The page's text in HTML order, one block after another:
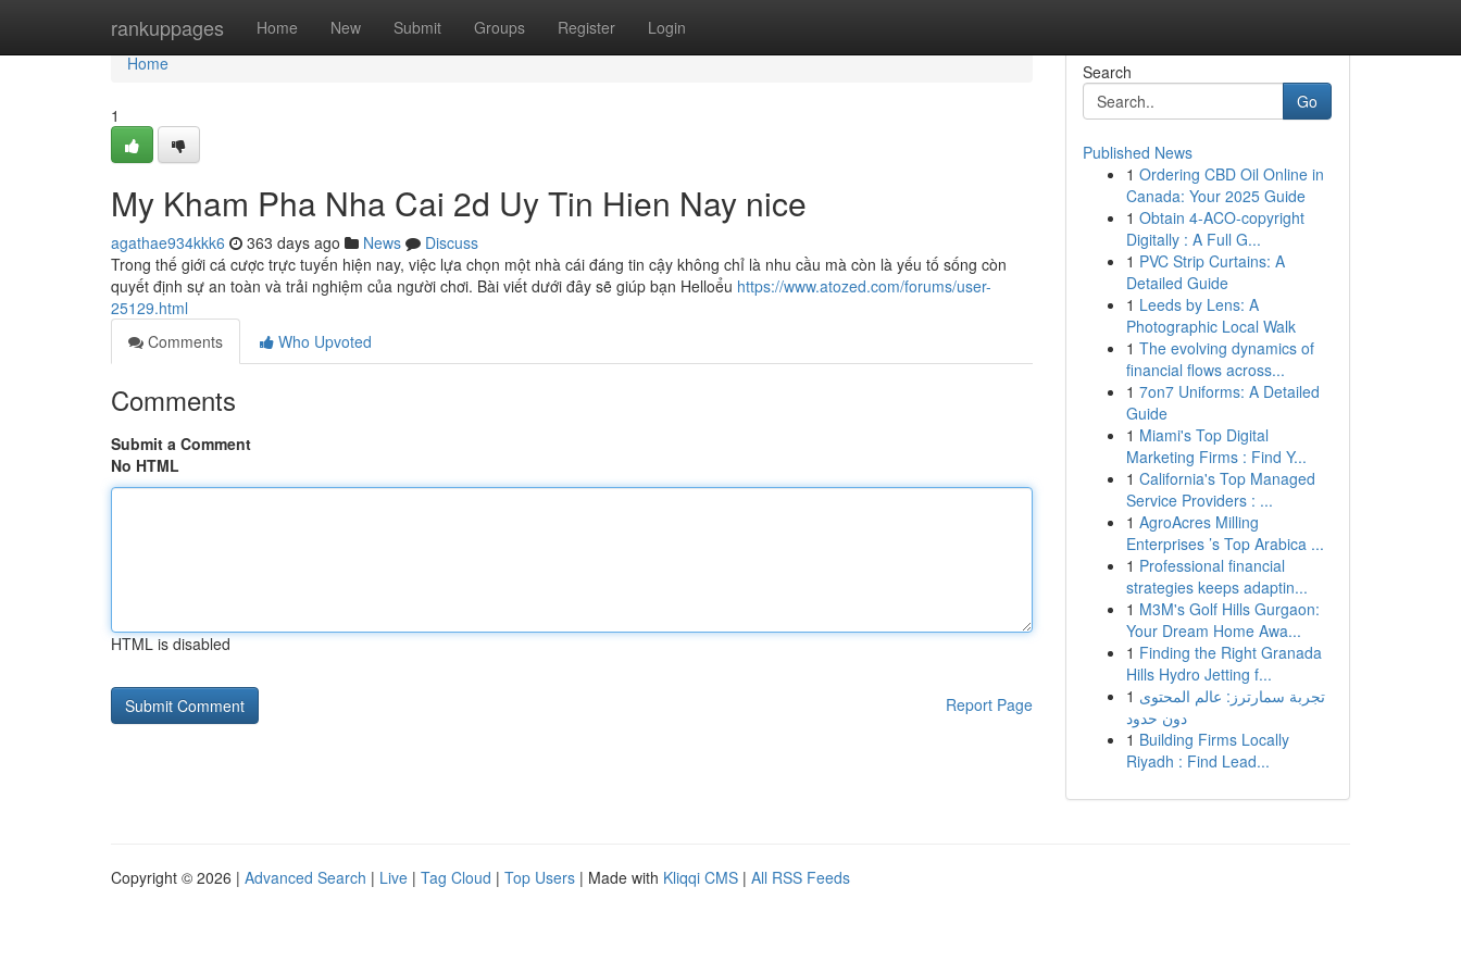
rankuppages Home New Submit Groups Register Login
Home
Home
1
My Kham Pha Nha Cai 2d Uy Tin Hien Nay nice
agathae934kkk6 363 days ago News
Discuss
Trong thế giới cá cược trực tuyến hiện nay, việc lựa chọn một nhà cái đáng tin cậy không chỉ là nhu cầu mà còn là yếu tố sống còn
quyết định sự an toàn và trải nghiệm của người chơi. Bài viết dưới đây sẽ giúp bạn Helloểu https://www.atozed.com/forums/user-
25129.html
Comments
Who Upvoted
Comments
Submit a Comment
No HTML
HTML is disabled
Report Page
Search
Go
Published News
1 Ordering CBD Oil Online in
Canada: Your 2025 Guide
1 Obtain 4-ACO-copyright
Digitally : A Full G...
1 PVC Strip Curtains: A
Detailed Guide
1 Leeds by Lens: A
Photographic Local Walk
1 The evolving dynamics of
financial flows across...
1 7on7 Uniforms: A Detailed
Guide
1 Miami's Top Digital
Marketing Firms : Find Y...
1 California's Top Managed
Service Providers : ...
1 AgroAcres Milling
Enterprises ’s Top Arabica ...
1 Professional financial
strategies keeps adaptin...
1 M3M's Golf Hills Gurgaon:
Your Dream Home Awa...
1 Finding the Right Granada
Hills Hydro Jetting f...
1 تجربة سمارترز: عالم المحتوى
دون حدود
1 Building Firms Locally
Riyadh : Find Lead...
Copyright © 2026 | Advanced Search | Live | Tag Cloud | Top Users | Made with Kliqqi CMS | All RSS Feeds